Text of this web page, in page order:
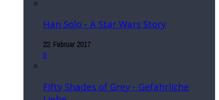
Han Solo - A Star Wars Story
22. Februar 2017
0
Fifty Shades of Grey - Gefährliche